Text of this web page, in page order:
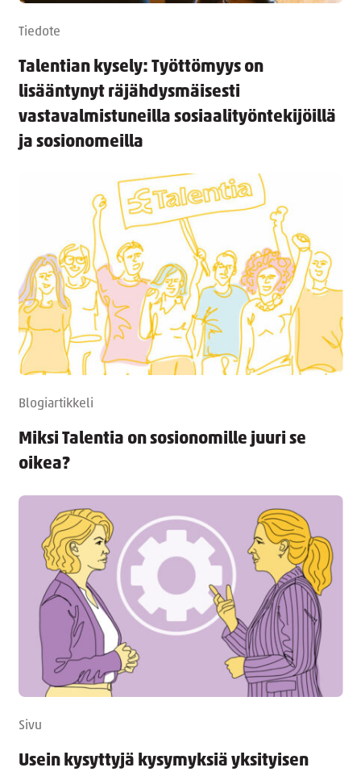
Tiedote
Talentian kysely: Työttömyys on
lisääntynyt räjähdysmäisesti
vastavalmistuneilla sosiaalityöntekijöillä
ja sosionomeilla
Blogiartikkeli
Miksi Talentia on sosionomille juuri se
oikea?
Sivu
Usein kysyttyjä kysymyksiä yksityisen